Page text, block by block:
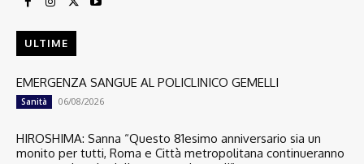
ULTIME
EMERGENZA SANGUE AL POLICLINICO GEMELLI
Sanità 06/08/2026
HIROSHIMA: Sanna “Questo 81esimo anniversario sia un
monito per tutti, Roma e Città metropolitana continueranno